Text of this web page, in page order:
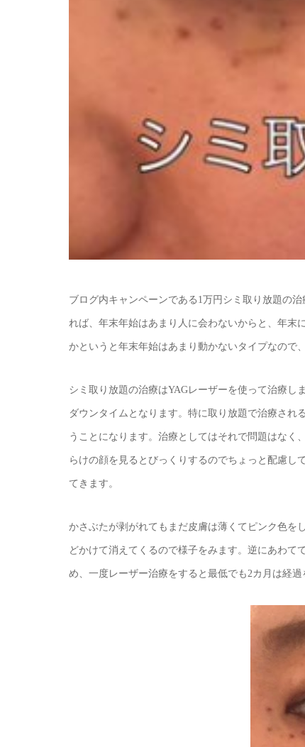
ブログ内キャンペーンである1万円シミ取り放題の
れば、年末年始はあまり人に会わないからと、年末
かというと年末年始はあまり動かないタイプなので
シミ取り放題の治療はYAGレーザーを使って治療し
ダウンタイムとなります。特に取り放題で治療され
うことになります。治療としてはそれで問題はな
らけの顔を見るとびっくりするのでちょっと配慮し
てきます。
かさぶたが剥がれてもまだ皮膚は薄くてピンク色を
どかけて消えてくるので様子をみます。逆にあわて
め、一度レーザー治療をすると最低でも2カ月は経